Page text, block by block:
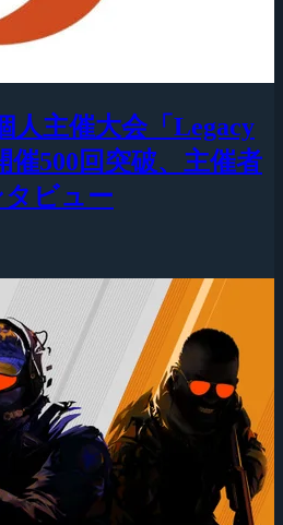
人主催大会「Legacy
催500回突破、主催者
ビュー